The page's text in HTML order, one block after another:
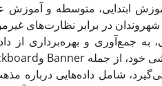
ابتدایی، متوسطه و آموزش
در برابر نظارت‌های
جمع‌آوری و بهره‌برداری از
خود، از جمله Banner و
شامل داده‌هایی درباره